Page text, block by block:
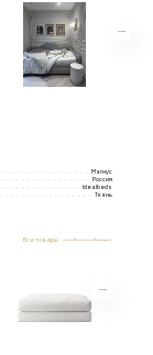
Магнус
Россия
Idealbeds
Ткань
Все товары